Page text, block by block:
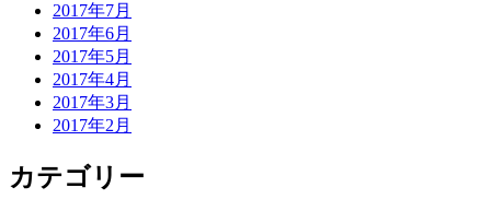
2017年7月
2017年6月
2017年5月
2017年4月
2017年3月
2017年2月
カテゴリー